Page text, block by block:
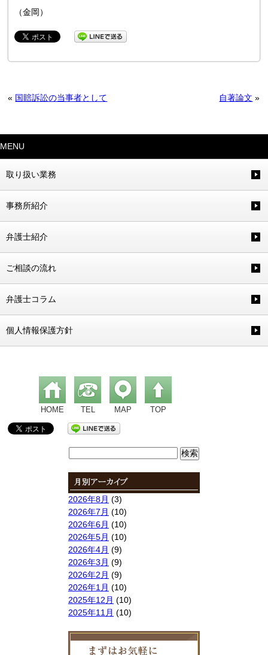
（金岡）
« 国賠訴訟の当事者として 自著論文 »
MENU
取り扱い業務
事務所紹介
弁護士紹介
ご相談の流れ
弁護士コラム
個人情報保護方針
HOME TEL MAP TOP
2026年8月 (3)
2026年7月 (10)
2026年6月 (10)
2026年5月 (10)
2026年4月 (9)
2026年3月 (9)
2026年2月 (9)
2026年1月 (10)
2025年12月 (10)
2025年11月 (10)
2025年8月(9)